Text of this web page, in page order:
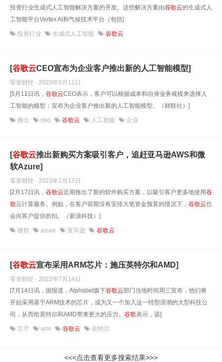
投资行业生成式人工智能解决方案的开发。这些解决方案由谷歌云的生成式人
工智能平台Vertex AI和气候技术平台（包括]
投资行业 生成式人工智能 谷歌云
[谷歌云CEO宣布为企业客户推出新的人工智能模型]
零壹财经 · 2023年5月11日
[5月11日讯， 谷歌云CEO表示，客户可以根据成本和自身业务规模来选择人
工智能的模型；宣布为企业客户推出新的人工智能模型。（财联社）]
推出 ceo 谷歌云 人工智能 企业
[谷歌云推出新购买方案吸引客户，追赶亚马逊AWS和微
软Azure]
零壹财经 · 2023年2月17日
[2月17日讯， 谷歌云近期推出了新的软件购买方案，以吸引客户更多地使用谷
歌云计算服务。例如，在客户前期没有安排大笔资金预算的情况下， 谷歌云也
会向客户提供折扣。（新浪科技）]
微软 azure 亚马逊 谷歌云
[谷歌云宣布采用ARM芯片：施压英特尔和AMD]
零壹财经 · 2022年7月14日
[7月14日讯，据报道，Alphabet旗下谷歌云部门当地时间周三宣布，他们将
开始采用基于ARM技术的芯片，成为又一个加入这一转型浪潮的大型科技公
司，从而给英特尔和AMD带来更大的压力。 谷歌表示，该]
芯片 arm 谷歌云 英特尔
<<<点击查看更多搜索结果>>>